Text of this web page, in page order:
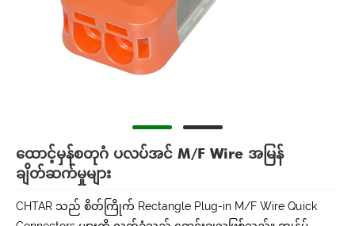
ထောင့်မှန်စတုဂံ ပလပ်အင် M/F Wire အမြန်
ချိတ်ဆက်မှုများ
CHTAR သည် စိတ်ကြိုက် Rectangle Plug-in M/F Wire Quick